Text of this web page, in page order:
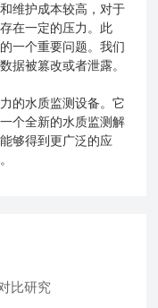
维护成本较高，对于
在一定的压力。此
一个重要问题。我们
据被篡改或者泄露。
的水质监测设备。它
个全新的水质监测解
够得到更广泛的应
比研究